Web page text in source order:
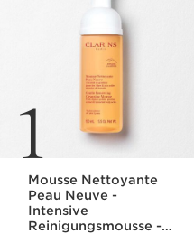
1
Mousse Nettoyante
Peau Neuve -
Intensive
Reinigungsmousse -